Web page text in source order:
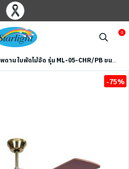
0
ใบพัดไม้อัด รุ่น ML-05-CHR/PB ขนาด 52 นิ้ว สีทอง/เชอร์รี่
-75%